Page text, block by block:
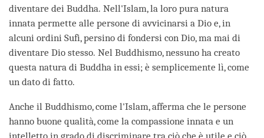
diventare dei Buddha. Nell'Islam, la loro pura natura
innata permette alle persone di avvicinarsi a Dio e, in
alcuni ordini Sufi, persino di fondersi con Dio, ma mai di
diventare Dio stesso. Nel Buddhismo, nessuno ha creato
questa natura di Buddha in essi; è semplicemente lì, come
un dato di fatto.
Anche il Buddhismo, come l'Islam, afferma che le persone
hanno buone qualità, come la compassione innata e un